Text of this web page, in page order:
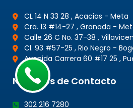
CL 14 N 33 28 , Acacias - Meta
Cra. 13 #14-27 , Granada -
Calle 26 C No. 37-38 ,
Cl. 93 #57-25 , Rio Negro -
Avenida Carrera 60 #17 25 ,
Números de Contacto
302 216 7280